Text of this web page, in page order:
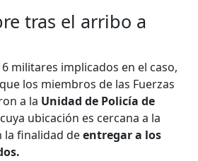
tras el arribo a
militares implicados en el caso,
los miembros de las Fuerzas
a la Unidad de Policía de
ubicación es cercana a la
la finalidad deentregar a los